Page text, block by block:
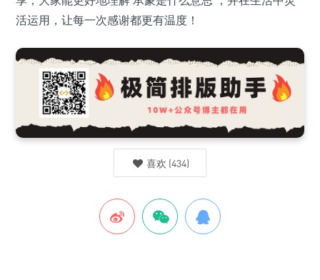
活运用，让每一次感谢都更有温度！
喜欢 (434)